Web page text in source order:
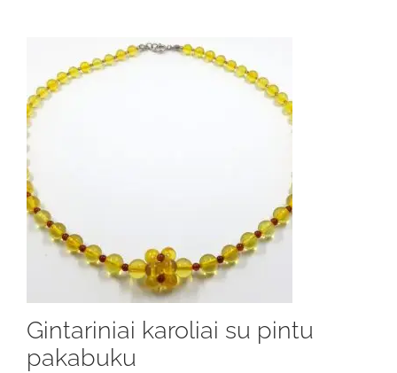
Gintariniai karoliai su pintu
pakabuku